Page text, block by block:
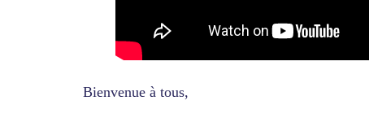
Bienvenue à tous,